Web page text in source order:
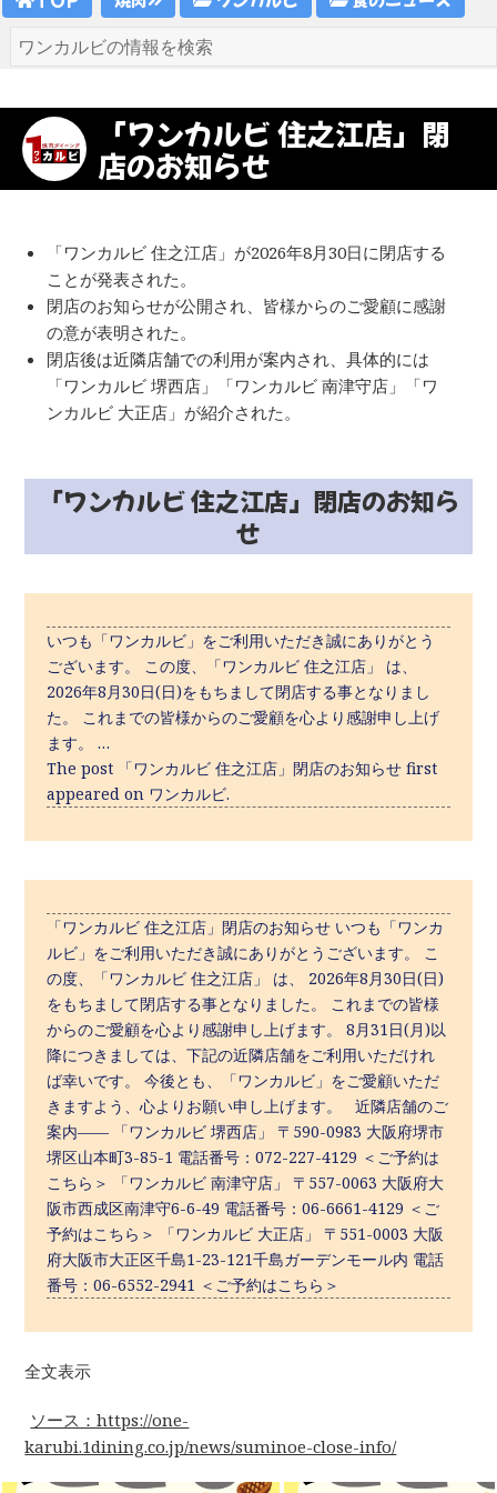
「ワンカルビ 住之江店」閉
店のお知らせ
「ワンカルビ 住之江店」が2026年8月30日に閉店する
ことが発表された。
閉店のお知らせが公開され、皆様からのご愛顧に感謝
の意が表明された。
閉店後は近隣店舗での利用が案内され、具体的には
「ワンカルビ 堺西店」「ワンカルビ 南津守店」「ワ
ンカルビ 大正店」が紹介された。
「ワンカルビ 住之江店」閉店のお知ら
せ
いつも「ワンカルビ」をご利用いただき誠にありがとう
ございます。 この度、「ワンカルビ 住之江店」 は、
2026年8月30日(日)をもちまして閉店する事となりまし
た。 これまでの皆様からのご愛顧を心より感謝申し上げ
ます。 …
The post 「ワンカルビ 住之江店」閉店のお知らせ first
appeared on ワンカルビ.
「ワンカルビ 住之江店」閉店のお知らせ いつも「ワンカ
ルビ」をご利用いただき誠にありがとうございます。 こ
の度、「ワンカルビ 住之江店」 は、 2026年8月30日(日)
をもちまして閉店する事となりました。 これまでの皆様
からのご愛顧を心より感謝申し上げます。 8月31日(月)以
降につきましては、下記の近隣店舗をご利用いただけれ
ば幸いです。 今後とも、「ワンカルビ」をご愛顧いただ
きますよう、心よりお願い申し上げます。 近隣店舗のご
案内—— 「ワンカルビ 堺西店」 〒590-0983 大阪府堺市
堺区山本町3-85-1 電話番号：072-227-4129 ＜ご予約は
こちら＞ 「ワンカルビ 南津守店」 〒557-0063 大阪府大
阪市西成区南津守6-6-49 電話番号：06-6661-4129 ＜ご
予約はこちら＞ 「ワンカルビ 大正店」 〒551-0003 大阪
府大阪市大正区千島1-23-121千島ガーデンモール内 電話
番号：06-6552-2941 ＜ご予約はこちら＞
全文表示
ソース：https://one-
karubi.1dining.co.jp/news/suminoe-close-info/